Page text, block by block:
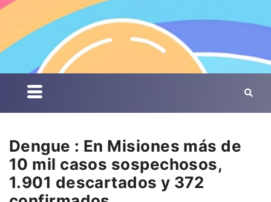
Dengue : En Misiones más de
10 mil casos sospechosos,
1.901 descartados y 372